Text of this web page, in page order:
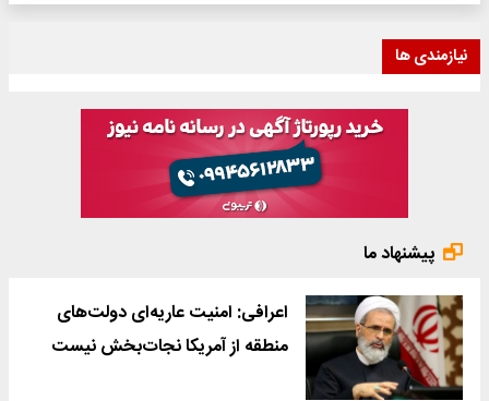
نیازمندی ها
پیشنهاد ما
اعرافی: امنیت عاریه‌ای دولت‌های
منطقه از آمریکا نجات‌بخش نیست